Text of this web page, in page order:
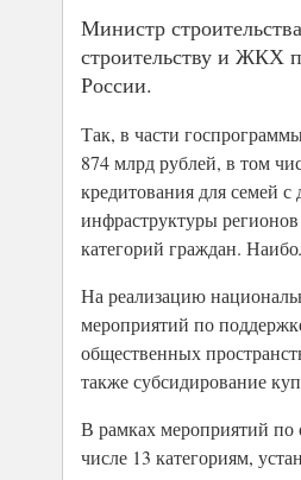
Министр
строительству и ЖКХ
России.
Так, в части
874 млрд рублей, в том
кредитования для семей
инфраструктуры
категорий граждан.
На реализацию
мероприятий по
общественных
также субсидирование
В рамках мероприятий
числе 13 категориям,